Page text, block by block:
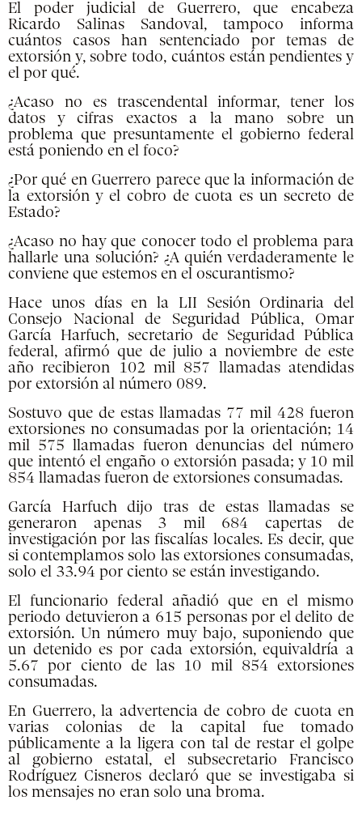
El poder judicial de Guerrero, que encabeza
Ricardo Salinas Sandoval, tampoco informa
cuántos casos han sentenciado por temas de
extorsión y, sobre todo, cuántos están pendientes y
el por qué.
¿Acaso no es trascendental informar, tener los
datos y cifras exactos a la mano sobre un
problema que presuntamente el gobierno federal
está poniendo en el foco?
¿Por qué en Guerrero parece que la información de
la extorsión y el cobro de cuota es un secreto de
Estado?
¿Acaso no hay que conocer todo el problema para
hallarle una solución? ¿A quién verdaderamente le
conviene que estemos en el oscurantismo?
Hace unos días en la LII Sesión Ordinaria del
Consejo Nacional de Seguridad Pública, Omar
García Harfuch, secretario de Seguridad Pública
federal, afirmó que de julio a noviembre de este
año recibieron 102 mil 857 llamadas atendidas
por extorsión al número 089.
Sostuvo que de estas llamadas 77 mil 428 fueron
extorsiones no consumadas por la orientación; 14
mil 575 llamadas fueron denuncias del número
que intentó el engaño o extorsión pasada; y 10 mil
854 llamadas fueron de extorsiones consumadas.
García Harfuch dijo tras de estas llamadas se
generaron apenas 3 mil 684 capertas de
investigación por las fiscalías locales. Es decir, que
si contemplamos solo las extorsiones consumadas,
solo el 33.94 por ciento se están investigando.
El funcionario federal añadió que en el mismo
periodo detuvieron a 615 personas por el delito de
extorsión. Un número muy bajo, suponiendo que
un detenido es por cada extorsión, equivaldría a
5.67 por ciento de las 10 mil 854 extorsiones
consumadas.
En Guerrero, la advertencia de cobro de cuota en
varias colonias de la capital fue tomado
públicamente a la ligera con tal de restar el golpe
al gobierno estatal, el subsecretario Francisco
Rodríguez Cisneros declaró que se investigaba si
los mensajes no eran solo una broma.